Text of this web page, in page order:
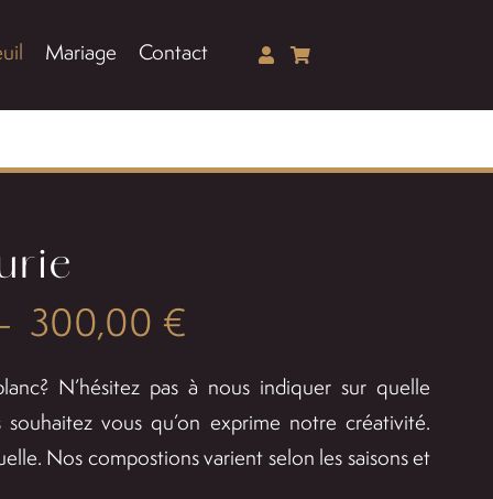
Mariage Contact
300,00 €
de
prix :
150,00 €
N’hésitez pas à nous indiquer sur quelle
vous qu’on exprime notre créativité.
Nos compostions varient selon les saisons et